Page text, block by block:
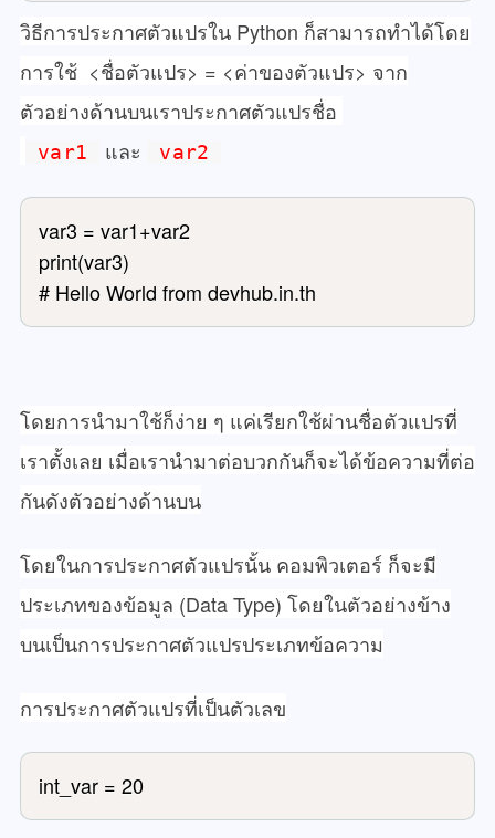
วิธีการประกาศตัวแปรใน Python ก็สามารถทำได้โดย
การใช้ <ชื่อตัวแปร> = <ค่าของตัวแปร> จาก
ตัวอย่างด้านบนเราประกาศตัวแปรชื่อ
var1 และ var2
var3 = var1+var2
print(var3)
# Hello World from devhub.in.th
โดยการนำมาใช้ก็ง่าย ๆ แค่เรียกใช้ผ่านชื่อตัวแปรที่
เราตั้งเลย เมื่อเรานำมาต่อบวกกันก็จะได้ข้อความที่ต่อ
กันดังตัวอย่างด้านบน
โดยในการประกาศตัวแปรนั้น คอมพิวเตอร์ ก็จะมี
ประเภทของข้อมูล (Data Type) โดยในตัวอย่างข้าง
บนเป็นการประกาศตัวแปรประเภทข้อความ
การประกาศตัวแปรที่เป็นตัวเลข
int_var = 20